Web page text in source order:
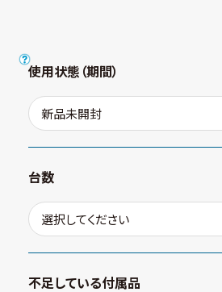
使用状態（期間）
台数
不足している付属品